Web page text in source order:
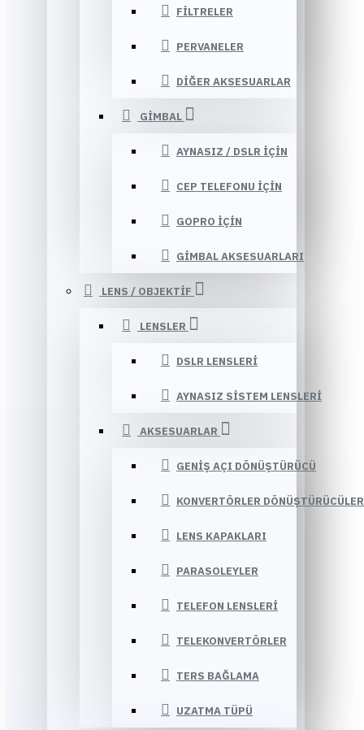
FILTRELER
PERVANELER
DIĞER AKSESUARLAR
GIMBAL
AYNASIZ / DSLR IÇIN
CEP TELEFONU IÇIN
GOPRO IÇIN
GIMBAL AKSESUARLARI
LENS / OBJEKTIF
LENSLER
DSLR LENSLERI
AYNASIZ SISTEM LENSLERI
AKSESUARLAR
GENIŞ AÇI DÖNÜŞTÜRÜCÜ
KONVERTÖRLER DÖNÜŞTÜRÜCÜLER
LENS KAPAKLARI
PARASOLEYLER
TELEFON LENSLERI
TELEKONVERTÖRLER
TERS BAĞLAMA
UZATMA TÜPÜ